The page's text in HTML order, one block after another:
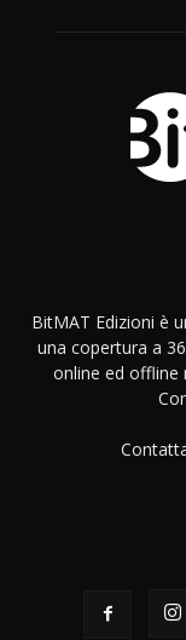
BitMAT Edizioni è
una copertura a
online ed offline